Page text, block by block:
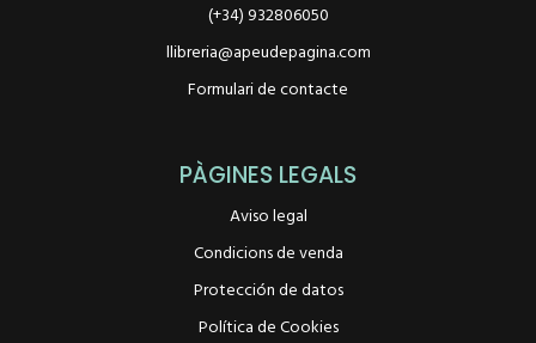
(+34) 932806050
llibreria@apeudepagina.com
Formulari de contacte
PÀGINES LEGALS
Aviso legal
Condicions de venda
Protección de datos
Política de Cookies